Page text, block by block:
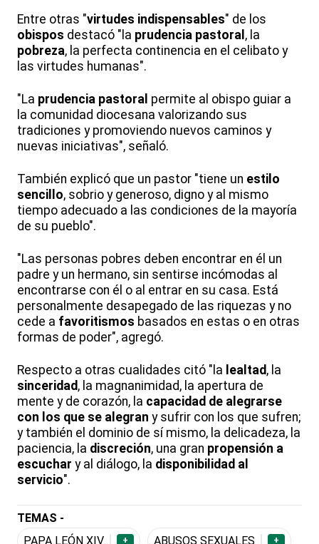
Entre otras "virtudes indispensables" de los
obispos destacó "la prudencia pastoral , la
pobreza, la perfecta continencia en el celibato y
las virtudes humanas".
"La prudencia pastoral permite al obispo guiar a
la comunidad diocesana valorizando sus
tradiciones y promoviendo nuevos caminos y
nuevas iniciativas", señaló.
También explicó que un pastor "tiene un estilo
sencillo, sobrio y generoso, digno y al mismo
tiempo adecuado a las condiciones de la mayoría
de su pueblo".
"Las personas pobres deben encontrar en él un
padre y un hermano, sin sentirse incómodas al
encontrarse con él o al entrar en su casa. Está
personalmente desapegado de las riquezas y no
cede a favoritismos basados en estas o en otras
formas de poder", agregó.
Respecto a otras cualidades citó "la lealtad, la
sinceridad, la magnanimidad, la apertura de
mente y de corazón, la capacidad de alegrarse
con los que se alegran y sufrir con los que sufren;
y también el dominio de sí mismo, la delicadeza, la
paciencia, la discreción, una gran propensión a
escuchar y al diálogo, la disponibilidad al
servicio".
TEMAS -
PAPA LEÓN XIV
+ ABUSOS SEXUALES +